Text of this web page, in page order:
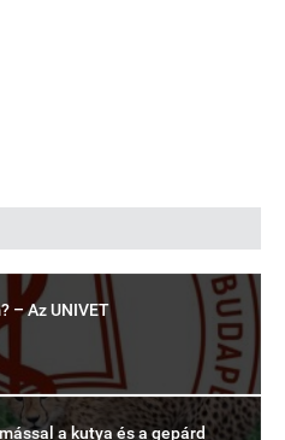
– Az UNIVET
a kutya és a gepárd